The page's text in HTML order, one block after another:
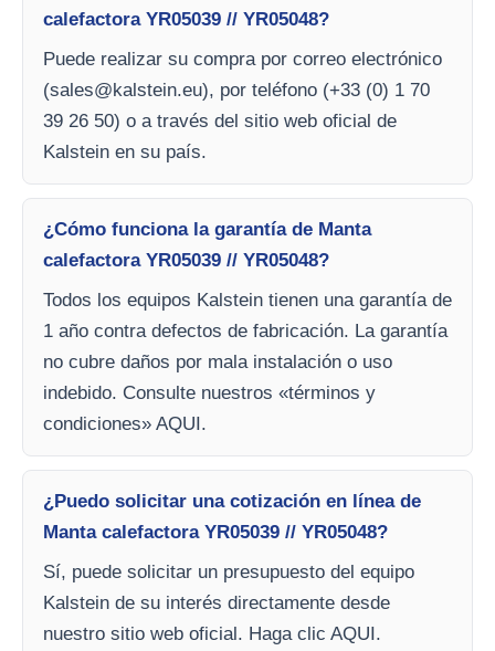
calefactora YR05039 // YR05048?
Puede realizar su compra por correo electrónico
(sales@kalstein.eu), por teléfono (+33 (0) 1 70
39 26 50) o a través del sitio web oficial de
Kalstein en su país.
¿Cómo funciona la garantía de Manta
calefactora YR05039 // YR05048?
Todos los equipos Kalstein tienen una garantía de
1 año contra defectos de fabricación. La garantía
no cubre daños por mala instalación o uso
indebido. Consulte nuestros «términos y
condiciones» AQUI.
¿Puedo solicitar una cotización en línea de
Manta calefactora YR05039 // YR05048?
Sí, puede solicitar un presupuesto del equipo
Kalstein de su interés directamente desde
nuestro sitio web oficial. Haga clic AQUI.